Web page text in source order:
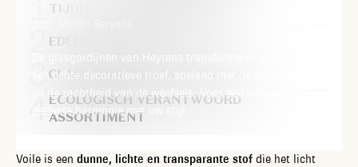
De glasgordijnen van Heytens transformeren uw ramen in
een echte decoratieve troef, spelend met de transparantie
en de zachtheid van de weefsels. Voor een interieur in
perfecte harmonie met uw stijl.
TIJDLOZE GLASGORDIJNEN
EDELE MATERIALEN
GLASGORDIJNEN IN BETWEEN
ECOLOGISCH VERANTWOORD
ASSORTIMENT
Voile is een dunne, lichte en transparante stof die het licht